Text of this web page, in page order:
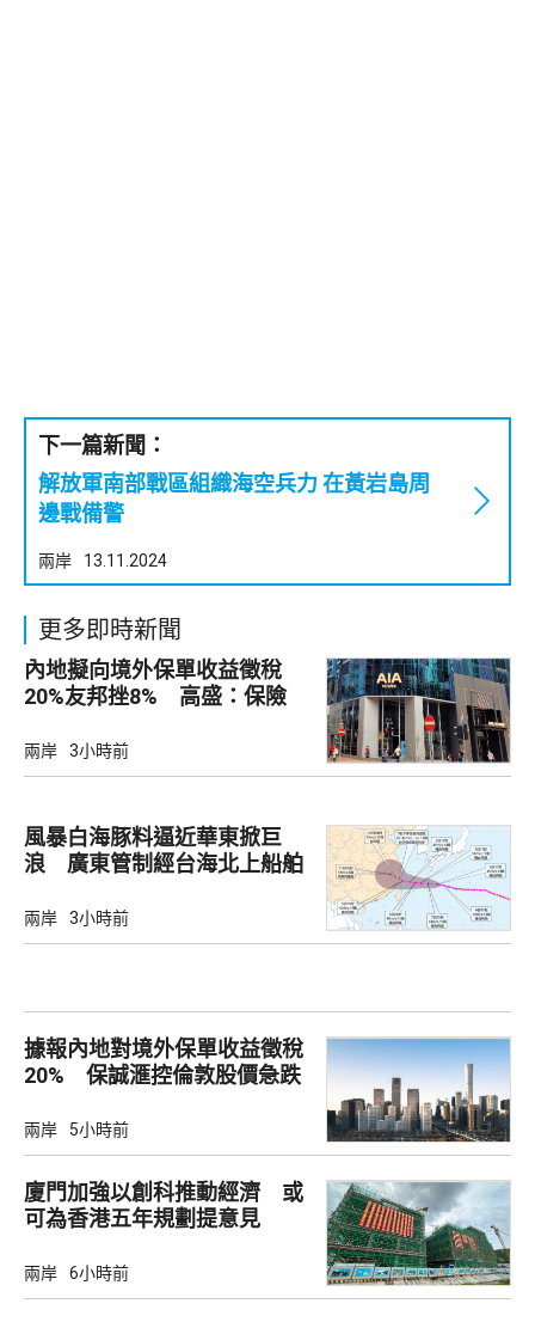
下一篇新聞：
解放軍南部戰區組織海空兵力 在黃岩島周
邊戰備警
兩岸 13.11.2024
更多即時新聞
內地擬向境外保單收益徵稅
20%友邦挫8% 高盛：保險
兩岸 3小時前
風暴白海豚料逼近華東掀巨
浪 廣東管制經台海北上船舶
兩岸 3小時前
據報內地對境外保單收益徵稅
20% 保誠滙控倫敦股價急跌
兩岸 5小時前
廈門加強以創科推動經濟 或
可為香港五年規劃提意見
兩岸 6小時前